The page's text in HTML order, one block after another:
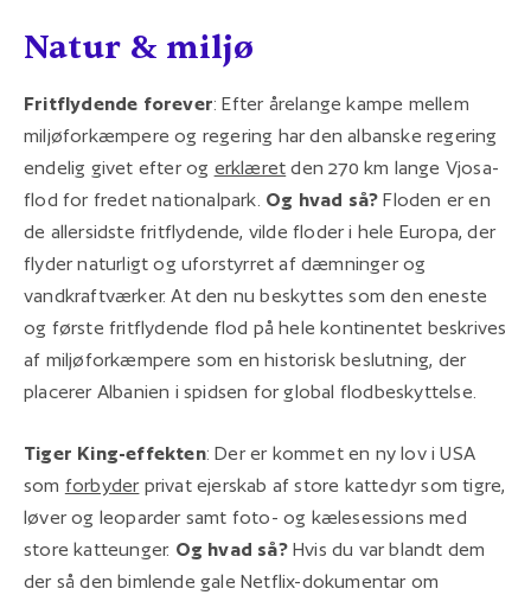
Natur & miljø
Fritflydende forever: Efter årelange kampe mellem
miljøforkæmpere og regering har den albanske regering
endelig givet efter og erklæret den 270 km lange Vjosa-
flod for fredet nationalpark. Og hvad så? Floden er en
de allersidste fritflydende, vilde floder i hele Europa, der
flyder naturligt og uforstyrret af dæmninger og
vandkraftværker. At den nu beskyttes som den eneste
og første fritflydende flod på hele kontinentet beskrives
af miljøforkæmpere som en historisk beslutning, der
placerer Albanien i spidsen for global flodbeskyttelse.
Tiger King-effekten: Der er kommet en ny lov i USA
som forbyderprivat ejerskab af store kattedyr som tigre,
løver og leoparder samt foto- og kælesessions med
store katteunger. Og hvad så?Hvis du var blandt dem
der så den bimlende gale Netflix-dokumentar om